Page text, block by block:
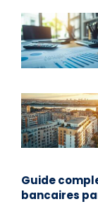
Guide
bancaires